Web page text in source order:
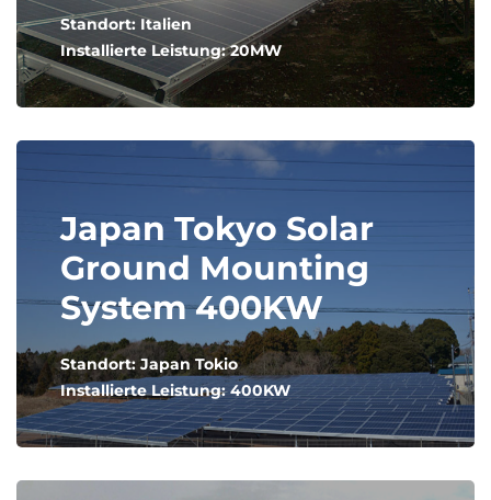
Standort: Italien
Installierte Leistung: 20MW
Japan Tokyo Solar
Ground Mounting
System 400KW
Standort: Japan Tokio
Installierte Leistung: 400KW